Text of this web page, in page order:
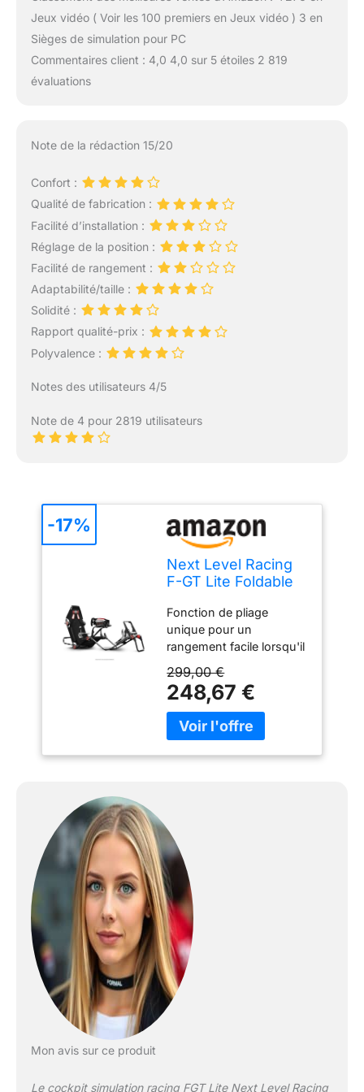
Jeux vidéo ( Voir les 100 premiers en Jeux vidéo ) 3 en
Sièges de simulation pour PC
Commentaires client : 4,0 4,0 sur 5 étoiles 2 819
évaluations
Note de la rédaction 15/20
Confort :
Qualité de fabrication :
Facilité d’installation :
Réglage de la position :
Facilité de rangement :
Adaptabilité/taille :
Solidité :
Rapport qualité-prix :
Polyvalence :
Notes des utilisateurs 4/5
Note de 4 pour 2819 utilisateurs
Next Level Racing
F-GT Lite Foldable
Fonction de pliage
unique pour un
rangement facile lorsqu'il
durables et réglables qui
permettent un
changement de position
facile et rapide
avec PlayStation, Xbox,
Wii, PC et Mac Convient
aux utilisateurs de 120
cm/47 pouces et jusqu'à
200 cm/79 pouces.
Limite d'utilisateur de 150
kg/330 lb
299,00 €
248,67 €
-17%
Mon avis sur ce produit
Le cockpit simulation racing FGT Lite Next Level Racing